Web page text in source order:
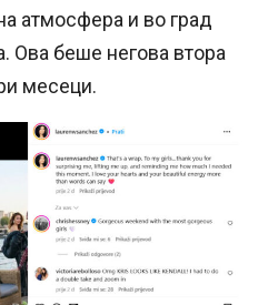
атмосфера и во град
Ова беше негова втора
месеци.